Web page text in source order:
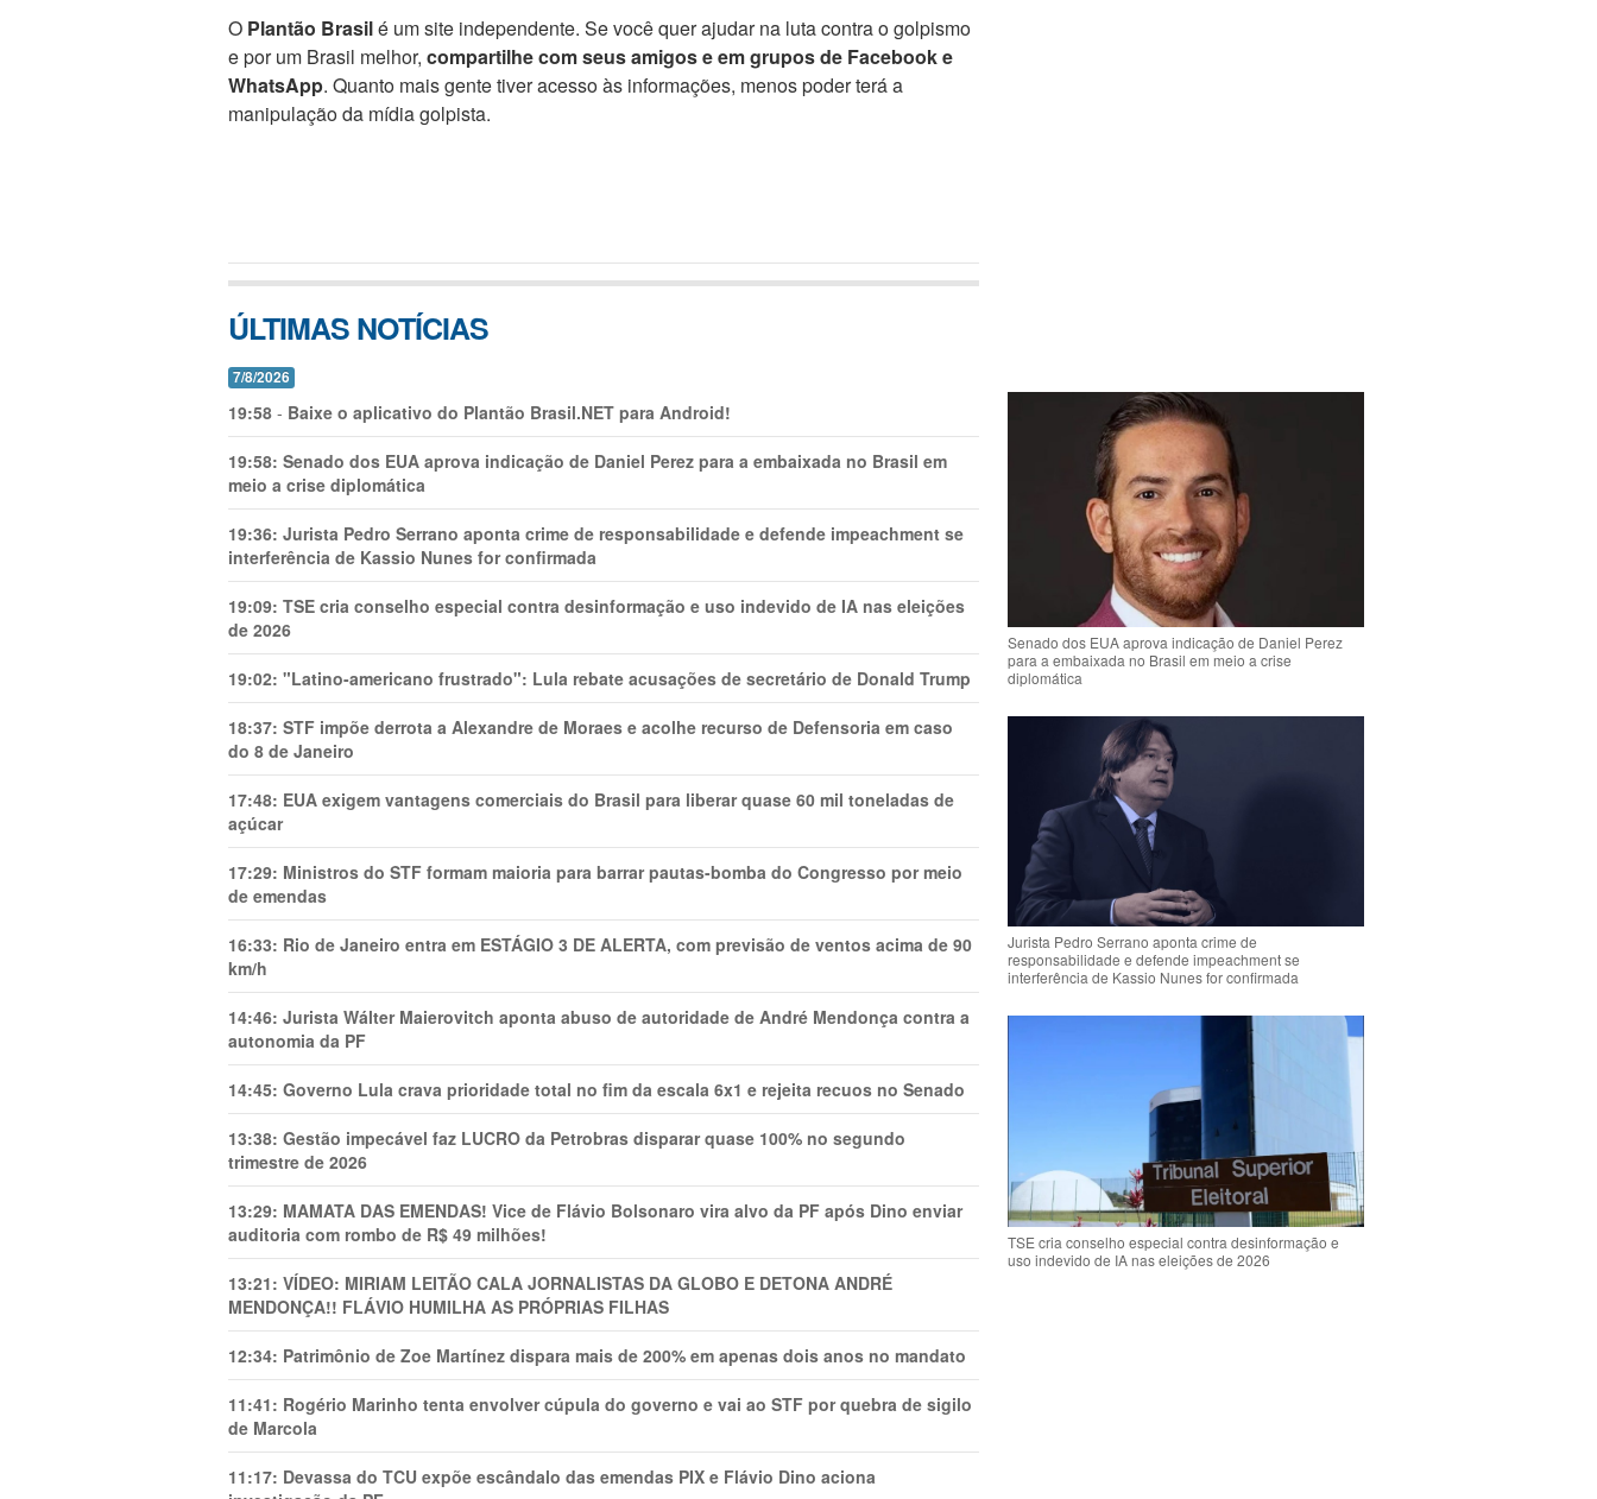
O Plantão Brasilé um site independente. Se você quer ajudar na luta contra o golpismo
e por um Brasil melhor, compartilhe com seus amigos e em grupos de Facebook e
WhatsApp. Quanto mais gente tiver acesso às informações, menos poder terá a
manipulação da mídia golpista.
ÚLTIMAS NOTÍCIAS
7/8/2026
19:58 - Baixe o aplicativo do Plantão Brasil.NET para Android!
19:58: Senado dos EUA aprova indicação de Daniel Perez para a embaixada no Brasil em
meio a crise diplomática
19:36: Jurista Pedro Serrano aponta crime de responsabilidade e defende impeachment se
interferência de Kassio Nunes for confirmada
19:09: TSE cria conselho especial contra desinformação e uso indevido de IA nas eleições
de 2026
19:02: "Latino-americano frustrado": Lula rebate acusações de secretário de Donald Trump
18:37: STF impõe derrota a Alexandre de Moraes e acolhe recurso de Defensoria em caso
do 8 de Janeiro
17:48: EUA exigem vantagens comerciais do Brasil para liberar quase 60 mil toneladas de
açúcar
17:29: Ministros do STF formam maioria para barrar pautas-bomba do Congresso por meio
de emendas
16:33: Rio de Janeiro entra em ESTÁGIO 3 DE ALERTA, com previsão de ventos acima de 90
km/h
14:46: Jurista Wálter Maierovitch aponta abuso de autoridade de André Mendonça contra a
autonomia da PF
14:45: Governo Lula crava prioridade total no fim da escala 6x1 e rejeita recuos no Senado
13:38: Gestão impecável faz LUCRO da Petrobras disparar quase 100% no segundo
trimestre de 2026
13:29: MAMATA DAS EMENDAS! Vice de Flávio Bolsonaro vira alvo da PF após Dino enviar
auditoria com rombo de R$ 49 milhões!
13:21: VÍDEO: MIRIAM LEITÃO CALA JORNALISTAS DA GLOBO E DETONA ANDRÉ
MENDONÇA!! FLÁVIO HUMILHA AS PRÓPRIAS FILHAS
12:34: Patrimônio de Zoe Martínez dispara mais de 200% em apenas dois anos no mandato
11:41: Rogério Marinho tenta envolver cúpula do governo e vai ao STF por quebra de sigilo
de Marcola
11:17: Devassa do TCU expõe escândalo das emendas PIX e Flávio Dino aciona
Senado dos EUA aprova indicação de Daniel Perez
para a embaixada no Brasil em meio a crise
diplomática
Jurista Pedro Serrano aponta crime de
responsabilidade e defende impeachment se
interferência de Kassio Nunes for confirmada
TSE cria conselho especial contra desinformação e
uso indevido de IA nas eleições de 2026